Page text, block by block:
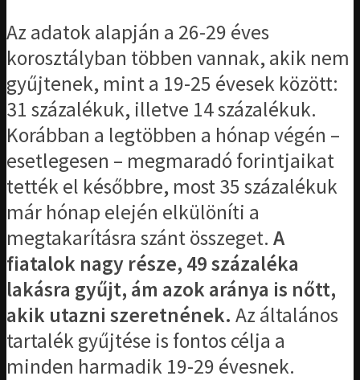
Az adatok alapján a 26-29 éves
korosztályban többen vannak, akik nem
gyűjtenek, mint a 19-25 évesek között:
31 százalékuk, illetve 14 százalékuk.
Korábban a legtöbben a hónap végén –
esetlegesen – megmaradó forintjaikat
tették el későbbre, most 35 százalékuk
már hónap elején elkülöníti a
megtakarításra szánt összeget. A
fiatalok nagy része, 49 százaléka
lakásra gyűjt, ám azok aránya is nőtt,
akik utazni szeretnének. Az általános
tartalék gyűjtése is fontos célja a
minden harmadik 19-29 évesnek.